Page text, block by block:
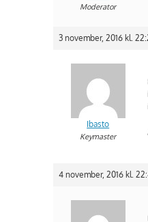
Moderator
3 november, 2016 kl.
Ibasto
Keymaster
4 november, 2016 kl.